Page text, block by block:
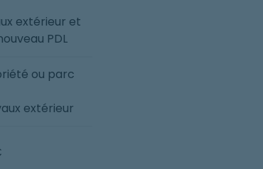
extérieur et
PDL
ou parc
extérieur